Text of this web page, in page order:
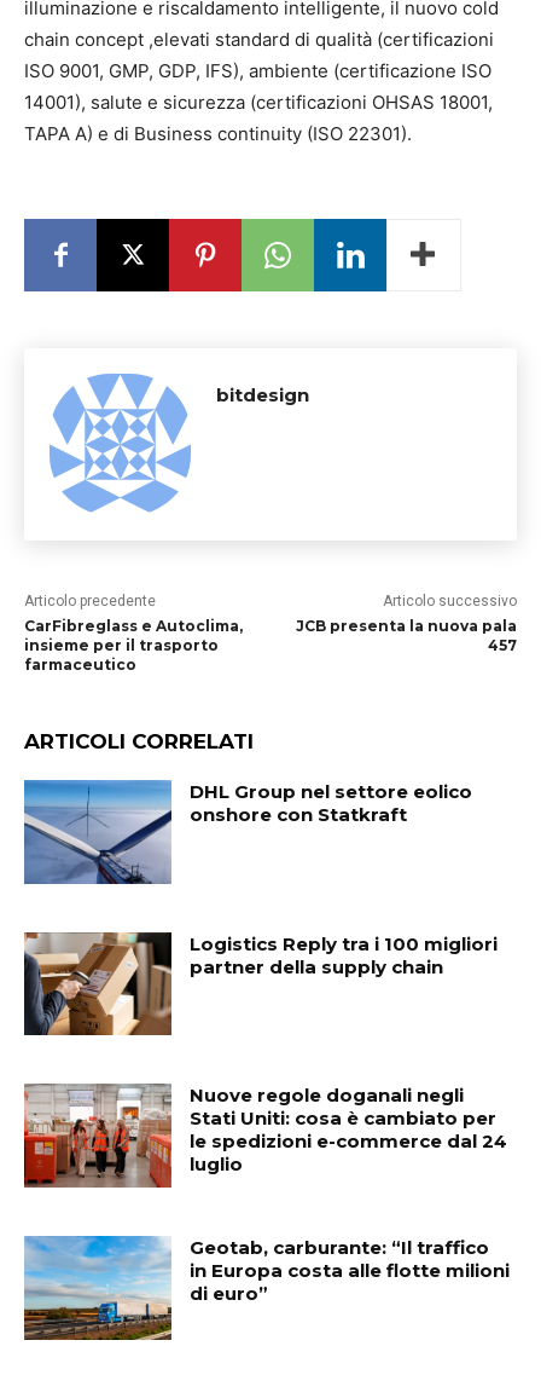
illuminazione e riscaldamento intelligente, il nuovo cold
chain concept ,elevati standard di qualità (certificazioni
ISO 9001, GMP, GDP, IFS), ambiente (certificazione ISO
14001), salute e sicurezza (certificazioni OHSAS 18001,
TAPA A) e di Business continuity (ISO 22301).
bitdesign
Articolo precedente
CarFibreglass e Autoclima,
insieme per il trasporto
farmaceutico
Articolo successivo
JCB presenta la nuova pala
457
ARTICOLI CORRELATI
DHL Group nel settore eolico
onshore con Statkraft
Logistics Reply tra i 100 migliori
partner della supply chain
Nuove regole doganali negli
Stati Uniti: cosa è cambiato per
le spedizioni e-commerce dal 24
luglio
Geotab, carburante: “Il traffico
in Europa costa alle flotte milioni
di euro”